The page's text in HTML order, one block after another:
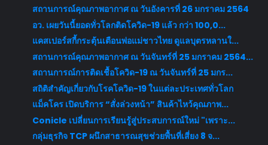
สถานการณ์คุณภาพอากาศ ณ วันอังคารที่ 26 มกราคม 2564
อว. เผยวันนี้ยอดทั่วโลกติดโควิด-19 แล้ว กว่า 100,0...
แคสเปอร์สกี้กระตุ้นเตือนพ่อแม่ชาวไทย ดูแลบุตรหลานใ...
สถานการณ์คุณภาพอากาศ ณ วันจันทร์ที่ 25 มกราคม 2564...
สถานการณ์การติดเชื้อโควิด-19 ณ วันจันทร์ที่ 25 มกร...
สถิติสำคัญเกี่ยวกับโรคโควิด-19 ในแต่ละประเทศทั่วโลก
แม็คโคร เปิดบริการ “สั่งล่วงหน้า” สินค้าไหว้คุณภาพ...
Conicle เปลี่ยนการเรียนรู้สู่ประสบการณ์ใหม่ "เพราะ...
กลุ่มธุรกิจ TCP ผนึกสาธารณสุขช่วยพื้นที่เสี่ยง 8 จ...